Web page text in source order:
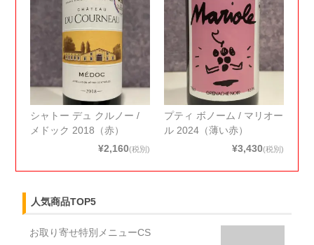
シャトー デュ クルノー /
メドック 2018（赤）
¥2,160(税別)
プティ ボノーム / マリオー
ル 2024（薄い赤）
¥3,430(税別)
人気商品TOP5
お取り寄せ特別メニューCS